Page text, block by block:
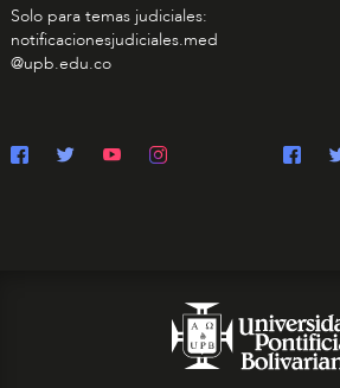
Solo para temas judiciales:
notificacionesjudiciales.med
@upb.edu.co